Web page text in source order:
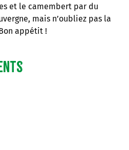
et le camembert par du
mais n’oubliez pas la
appétit !